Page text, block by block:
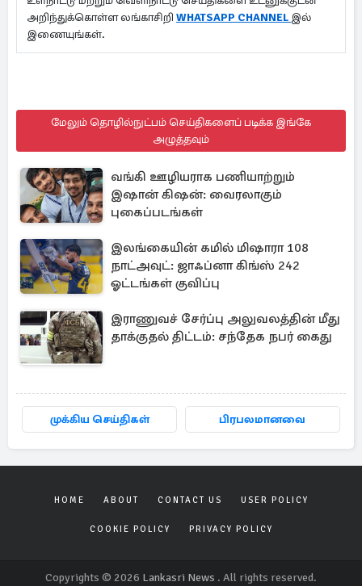
அறிந்துக்கொள்ள லங்காசிறி WHATSAPP CHANNEL இல்
இணையுங்கள்.
மேலும் தொழில்நுட்பம் செய்திகளைப் படிக்க இங்கே
அழுத்தவும்
வங்கி ஊழியராக பணியாற்றும்
இஷான் கிஷன்: வைரலாகும்
புகைப்படங்கள்
இலங்கையின் கமில் மிஷாரா 108
நாட்அவுட்: ஜாஃப்னா கிங்ஸ் 242
ஓட்டங்கள் குவிப்பு
இராணுவச் சேர்ப்பு அலுவலத்தின் மீது
தாக்குதல் திட்டம்: சந்தேக நபர் கைது
முக்கிய செய்திகள் பிரபலமானவை
HOME ABOUT CONTACT US USER POLICY
COOKIE POLICY PRIVACY POLICY
Copyrights © 2026 Lankasri News . All rights reserved.